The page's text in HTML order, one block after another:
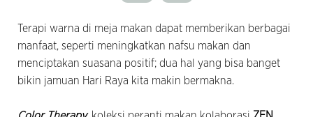
Terapi warna di meja makan dapat memberikan berbagai
manfaat, seperti meningkatkan nafsu makan dan
menciptakan suasana positif; dua hal yang bisa banget
bikin jamuan Hari Raya kita makin bermakna.